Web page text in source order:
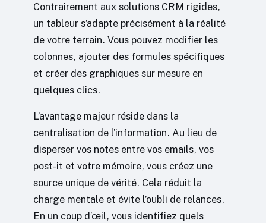
Contrairement aux solutions CRM rigides,
un tableur s’adapte précisément à la réalité
de votre terrain. Vous pouvez modifier les
colonnes, ajouter des formules spécifiques
et créer des graphiques sur mesure en
quelques clics.
L’avantage majeur réside dans la
centralisation de l’information. Au lieu de
disperser vos notes entre vos emails, vos
post-it et votre mémoire, vous créez une
source unique de vérité. Cela réduit la
charge mentale et évite l’oubli de relances.
En un coup d’œil, vous identifiez quels